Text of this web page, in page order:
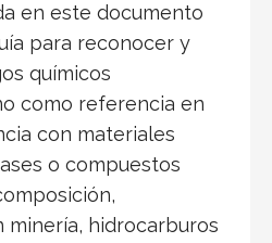
en este documento
para reconocer y
químicos
como referencia en
con materiales
o compuestos
hidrocarburos